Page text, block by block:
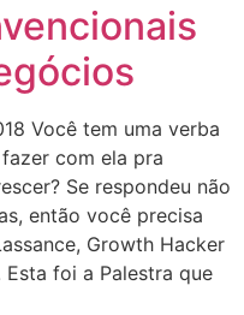
Você tem uma verba
com ela pra
Se respondeu não
então você precisa
Growth Hacker
foi a Palestra que